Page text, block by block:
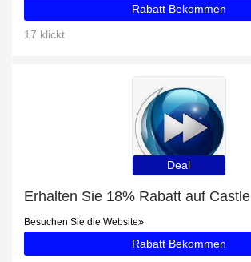
Rabatt Bekommen
17 klickt
Deal
Erhalten Sie 18% Rabatt auf Castle
Besuchen Sie die Website
Rabatt Bekommen